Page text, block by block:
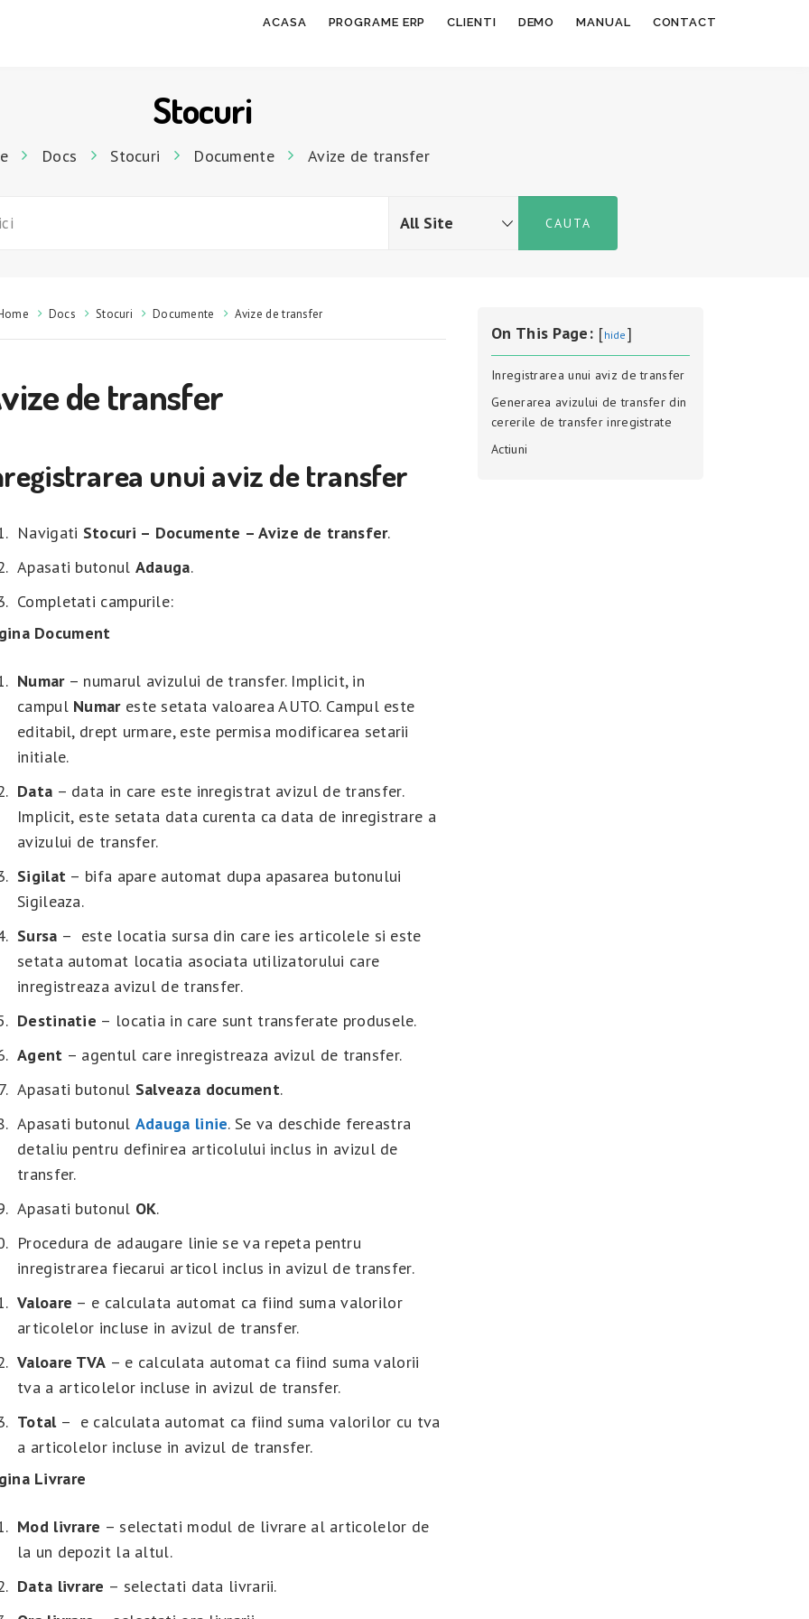
ACASA PROGRAME ERP CLIENTI DEMO MANUAL CONTACT
Stocuri
Docs Stocuri Documente Avize de transfer
Docs Stocuri Documente Avize de transfer
de transfer
unui aviz de transfer
Navigati Stocuri – Documente – Avize de transfer.
Apasati butonul Adauga.
Completati campurile:
Document
Numar– numarul avizului de transfer. Implicit, in
campul Numareste setata valoarea AUTO. Campul este
editabil, drept urmare, este permisa modificarea setarii
initiale.
Data – data in care este inregistrat avizul de transfer.
Implicit, este setata data curenta ca data de inregistrare a
avizului de transfer.
Sigilat – bifa apare automat dupa apasarea butonului
Sigileaza.
Sursa – este locatia sursa din care ies articolele si este
setata automat locatia asociata utilizatorului care
inregistreaza avizul de transfer.
Destinatie – locatia in care sunt transferate produsele.
Agent – agentul care inregistreaza avizul de transfer.
Apasati butonul Salveaza document.
Apasati butonul Adauga linie. Se va deschide fereastra
detaliu pentru definirea articolului inclus in avizul de
transfer.
Apasati butonul OK.
Procedura de adaugare linie se va repeta pentru
inregistrarea fiecarui articol inclus in avizul de transfer.
Valoare – e calculata automat ca fiind suma valorilor
articolelor incluse in avizul de transfer.
Valoare TVA – e calculata automat ca fiind suma valorii
tva a articolelor incluse in avizul de transfer.
Total– e calculata automat ca fiind suma valorilor cu tva
a articolelor incluse in avizul de transfer.
Livrare
Mod livrare – selectati modul de livrare al articolelor de
la un depozit la altul.
Data livrare – selectati data livrarii.
On This Page:[hide ]
Inregistrarea unui aviz de transfer
Generarea avizului de transfer din
cererile de transfer inregistrate
Actiuni